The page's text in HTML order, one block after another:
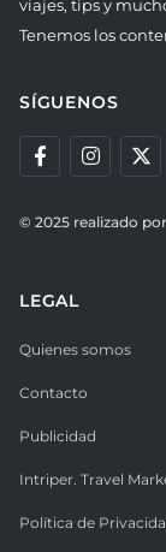
viajes, tips y
Tenemos los
SÍGUENOS
© 2025 realizado por
LEGAL
Quienes somos
Contacto
Publicidad
Intriper. Travel
Política de